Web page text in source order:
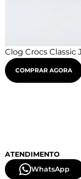
Clog Crocs
COMPRAR AGORA
ATENDIMENTO
WhatsApp